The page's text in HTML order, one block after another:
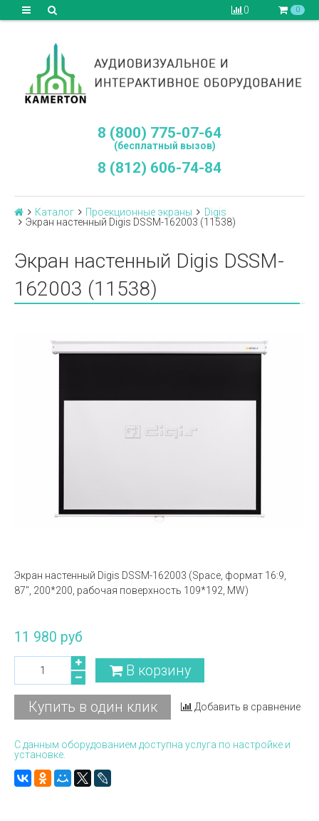
0 0
8 (800) 775-07-64
(бесплатный вызов)
8 (812) 606-74-84
Каталог Проекционные экраны
Digis
Экран настенный Digis DSSM-162003 (11538)
Экран настенный Digis DSSM-
162003 (11538)
Экран настенный Digis DSSM-162003 (Space, формат 16:9,
87", 200*200, рабочая поверхность 109*192, MW)
11 980 руб
В корзину
Купить в один клик Добавить в сравнение
С данным оборудованием доступна услуга по настройке и
установке.